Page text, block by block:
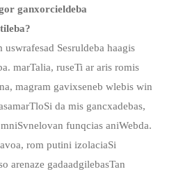
ganxorcieldeba
Sesruldeba haagis
marTalia, ruseTi ar aris romis
magram gavixseneb wlebis win
da mis gancxadebas,
funqcias aniWebda.
rom putini izolaciaSi
arenaze gadaadgilebasTan